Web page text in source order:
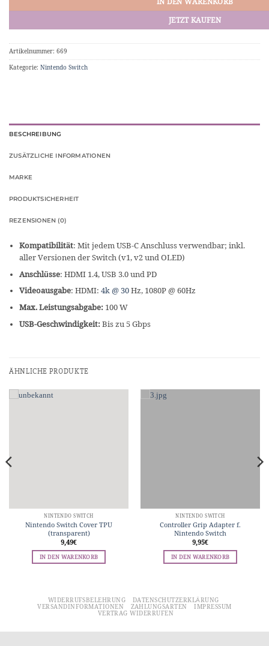
JETZT KAUFEN
Artikelnummer: 669
Kategorie: Nintendo Switch
BESCHREIBUNG
ZUSÄTZLICHE INFORMATIONEN
MARKE
PRODUKTSICHERHEIT
REZENSIONEN (0)
Kompatibilität: Mit jedem USB-C Anschluss verwendbar; inkl.
aller Versionen der Switch (v1, v2 und OLED)
Anschlüsse: HDMI 1.4, USB 3.0 und PD
Videoausgabe: HDMI: 4k @ 30Hz, 1080P @ 60Hz
Max. Leistungsabgabe:100 W
USB-Geschwindigkeit:Bis zu 5 Gbps
ÄHNLICHE PRODUKTE
NINTENDO SWITCH
Nintendo Switch Cover TPU
(transparent)
9,49€
IN DEN WARENKORB
NINTENDO SWITCH
Controller Grip Adapter f.
Nintendo Switch
9,95€
IN DEN WARENKORB
WIDERRUFSBELEHRUNG
DATENSCHUTZERKLÄRUNG
VERSANDINFORMATIONEN
ZAHLUNGSARTEN
IMPRESSUM
VERTRAG WIDERRUFEN